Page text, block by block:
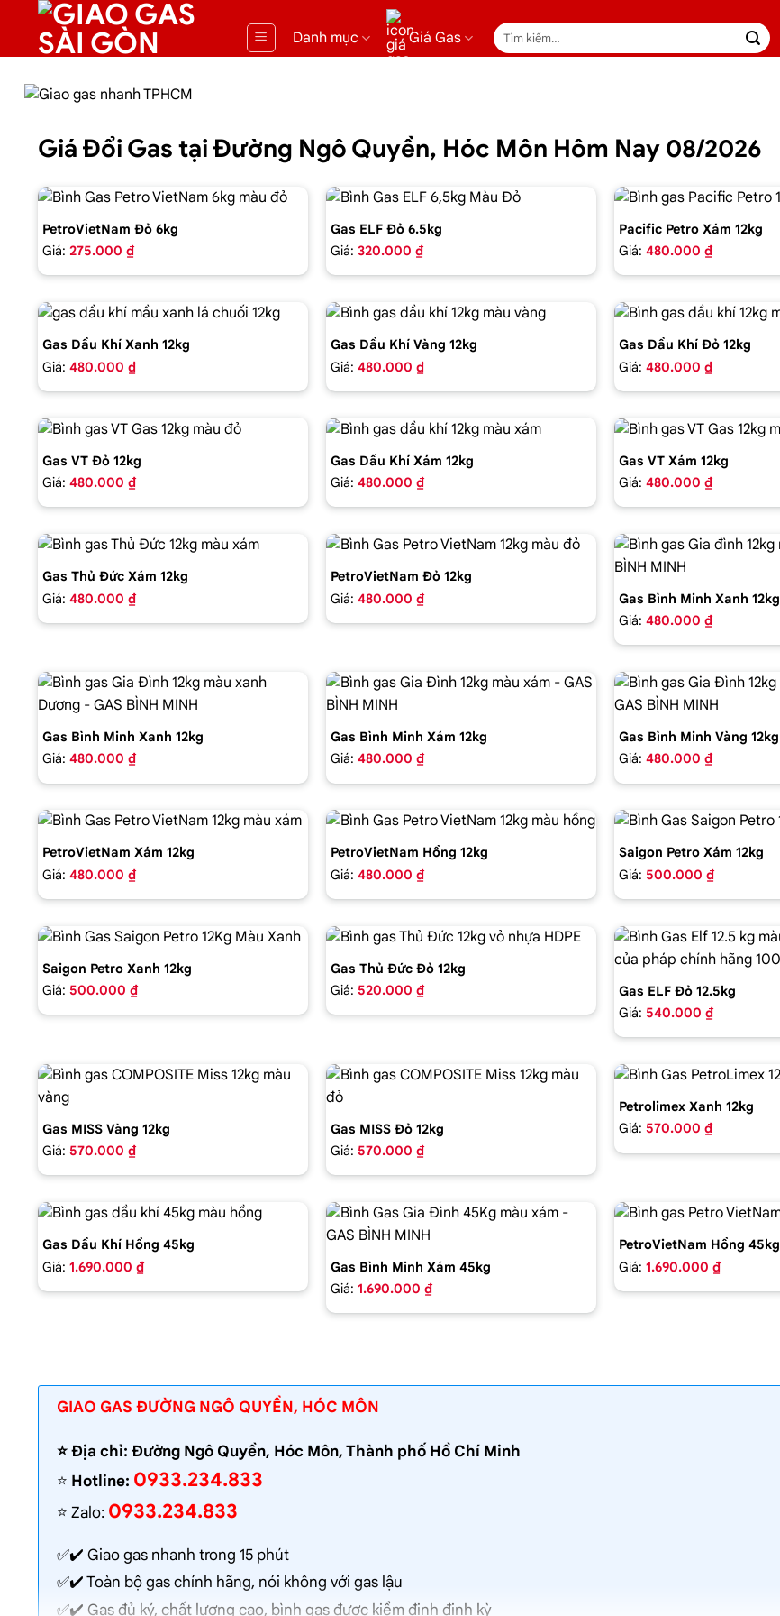
Danh mục Giá Gas
Tìm
kiếm:
Giá Đổi Gas tại Đường Ngô Quyền, Hóc Môn Hôm Nay 08/2026
PetroVietNam Đỏ 6kg
Giá: 275.000 ₫
Gas ELF Đỏ 6.5kg
Giá: 320.000 ₫
Pacific Petro Xám 12kg
Giá: 480.000 ₫
Gas Dầu Khí Xanh 12kg
Giá: 480.000 ₫
Gas Dầu Khí Vàng 12kg
Giá: 480.000 ₫
Gas Dầu Khí Đỏ 12kg
Giá: 480.000 ₫
Gas VT Đỏ 12kg
Giá: 480.000 ₫
Gas Dầu Khí Xám 12kg
Giá: 480.000 ₫
Gas VT Xám 12kg
Giá: 480.000 ₫
Gas Thủ Đức Xám 12kg
Giá: 480.000 ₫
PetroVietNam Đỏ 12kg
Giá: 480.000 ₫
Gas Bình Minh Xanh 12kg
Giá: 480.000 ₫
Gas Bình Minh Xanh 12kg
Giá: 480.000 ₫
Gas Bình Minh Xám 12kg
Giá: 480.000 ₫
Gas Bình Minh Vàng 12kg
Giá: 480.000 ₫
PetroVietNam Xám 12kg
Giá: 480.000 ₫
PetroVietNam Hồng 12kg
Giá: 480.000 ₫
Saigon Petro Xám 12kg
Giá: 500.000 ₫
Saigon Petro Xanh 12kg
Giá: 500.000 ₫
Gas Thủ Đức Đỏ 12kg
Giá: 520.000 ₫
Gas ELF Đỏ 12.5kg
Giá: 540.000 ₫
Gas MISS Vàng 12kg
Giá: 570.000 ₫
Gas MISS Đỏ 12kg
Giá: 570.000 ₫
Petrolimex Xanh 12kg
Giá: 570.000 ₫
Gas Dầu Khí Hồng 45kg
Giá: 1.690.000 ₫
Gas Bình Minh Xám 45kg
Giá: 1.690.000 ₫
PetroVietNam Hồng 45kg
Giá: 1.690.000 ₫
GIAO GAS ĐƯỜNG NGÔ QUYỀN, HÓC MÔN
⭐️ Địa chỉ: Đường Ngô Quyền, Hóc Môn, Thành phố Hồ Chí Minh
⭐️ Hotline: 0933.234.833
⭐️ Zalo: 0933.234.833
✅✔️ Giao gas nhanh trong 15 phút
✅✔️ Toàn bộ gas chính hãng, nói không với gas lậu
✅✔️ Gas đủ ký, chất lượng cao, bình gas được kiểm định định kỳ